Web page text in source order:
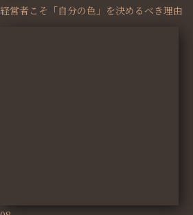
経営者こそ「自分の色」を決めるべき理由